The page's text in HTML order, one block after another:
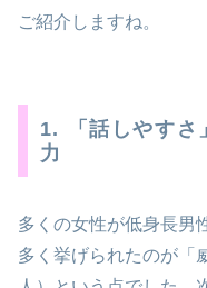
ご紹介しますね。
1. 「話しやすさ
力
多くの女性が低身長男
多く挙げられたのが「